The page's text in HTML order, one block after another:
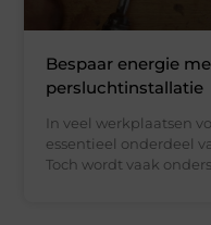
Bespaar energie
persluchtinstallatie
In veel werkplaatsen
essentieel onderdeel
Toch wordt vaak